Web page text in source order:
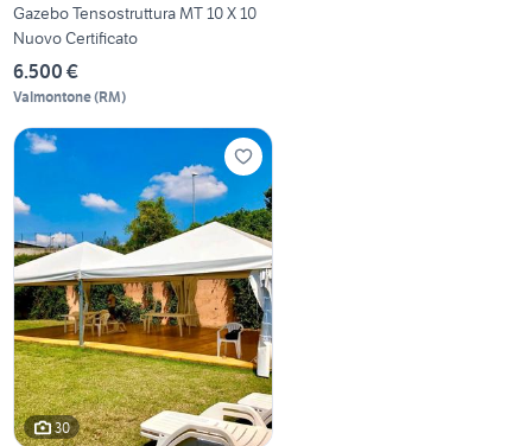
Gazebo Tensostruttura MT 10 X 10
Nuovo Certificato
6.500 €
Valmontone(RM)
30